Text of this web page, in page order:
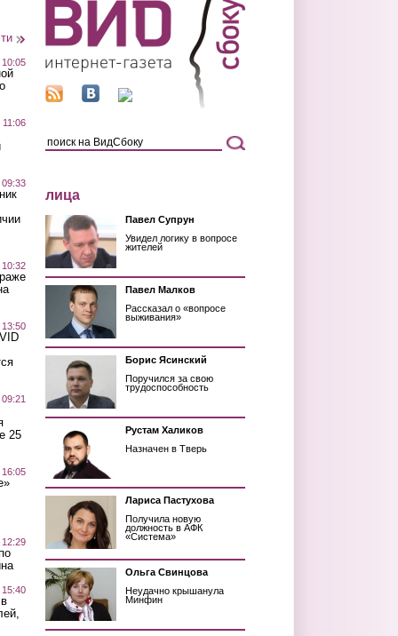
13:50
25
16:05
12:29
лица
Павел Супрун
Увидел логику в вопросе
жителей
Павел Малков
Рассказал о «вопросе
выживания»
Борис Ясинский
Поручился за свою
трудоспособность
Рустам Халиков
Назначен в Тверь
Лариса Пастухова
Получила новую
должность в АФК
«Система»
Ольга Свинцова
Неудачно крышанула
Минфин